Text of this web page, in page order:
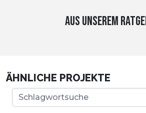
AUS UNSEREM
ÄHNLICHE PROJEKTE